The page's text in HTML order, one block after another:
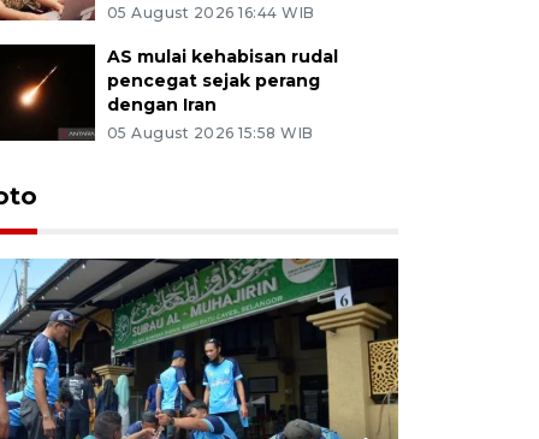
05 August 2026 16:44 WIB
AS mulai kehabisan rudal
pencegat sejak perang
dengan Iran
05 August 2026 15:58 WIB